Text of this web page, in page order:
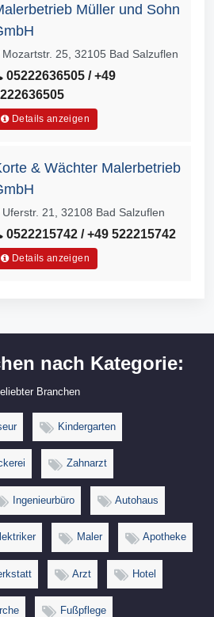
Müller und Sohn
Mozartstr. 25, 32105 Bad Salzuflen
05222636505 / +49
Details anzeigen
& Wächter Malerbetrieb
Uferstr. 21, 32108 Bad Salzuflen
0522215742 / +49 522215742
Details anzeigen
nach Kategorie:
Branchen
Kindergarten
Zahnarzt
Ingenieurbüro Autohaus
Maler Apotheke
Arzt Hotel
Fußpflege